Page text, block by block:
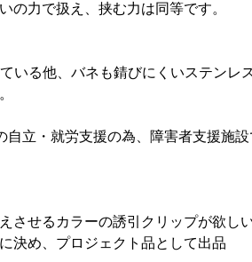
の力で扱え、挟む力は同等です。
いる他、バネも錆びにくいステンレ
立・就労支援の為、障害者支援施
させるカラーの誘引クリップが欲し
決め、プロジェクト品として出品